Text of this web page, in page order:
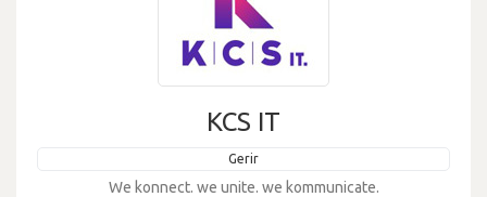
KCS IT
Gerir
We konnect. we unite. we kommunicate.